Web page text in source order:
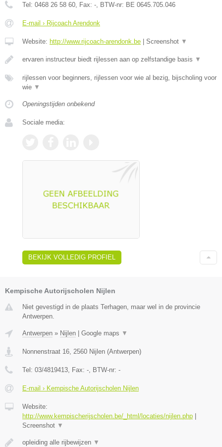
Tel: 0468 26 58 60 , Fax: - , BTW-nr: BE 0645.705.046
E-mail › Rijcoach Arendonk
Website: http://www.rijcoach-arendonk.be Screenshot ▼
ervaren instructeur biedt rijlessen aan op zelfstandige basis ▼
rijlessen voor beginners, rijlessen voor wie al bezig, bijscholing voor
wie ▼
Openingstijden onbekend
Sociale media:
BEKIJK VOLLEDIG PROFIEL
Kempische Autorijscholen Nijlen
Niet gevestigd in de plaats Terhagen, maar wel in de provincie
Antwerpen.
Antwerpen » Nijlen Google maps ▼
Nonnenstraat 16, 2560 Nijlen (Antwerpen)
Tel: 03/4819413, Fax: -, BTW-nr: -
E-mail › Kempische Autorijscholen Nijlen
Website:
http://www.kempischerijscholen.be/_html/locaties/nijlen.php
Screenshot ▼
opleiding alle rijbewijzen ▼